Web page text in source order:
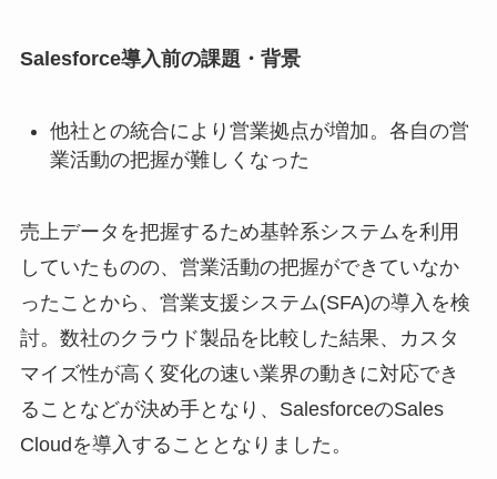
Salesforce導入前の課題・背景
他社との統合により営業拠点が増加。各自の営
業活動の把握が難しくなった
売上データを把握するため基幹系システムを利用
していたものの、営業活動の把握ができていなか
ったことから、営業支援システム(SFA)の導入を検
討。数社のクラウド製品を比較した結果、カスタ
マイズ性が高く変化の速い業界の動きに対応でき
ることなどが決め手となり、SalesforceのSales
Cloudを導入することとなりました。